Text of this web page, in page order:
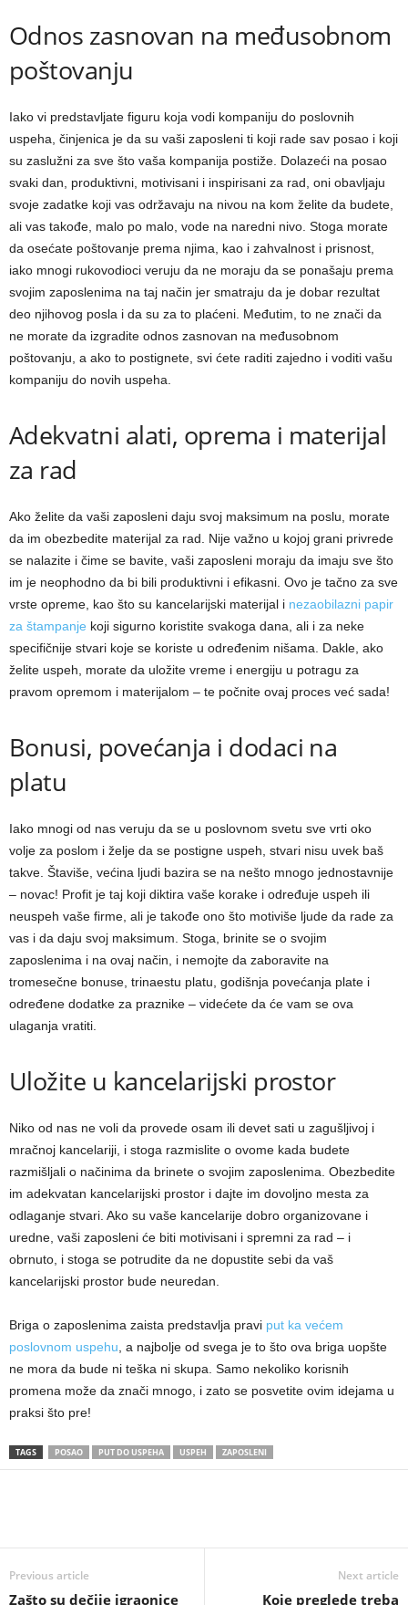
Odnos zasnovan na međusobnom
poštovanju
Iako vi predstavljate figuru koja vodi kompaniju do poslovnih
uspeha, činjenica je da su vaši zaposleni ti koji rade sav posao i koji
su zaslužni za sve što vaša kompanija postiže. Dolazeći na posao
svaki dan, produktivni, motivisani i inspirisani za rad, oni obavljaju
svoje zadatke koji vas održavaju na nivou na kom želite da budete,
ali vas takođe, malo po malo, vode na naredni nivo. Stoga morate
da osećate poštovanje prema njima, kao i zahvalnost i prisnost,
iako mnogi rukovodioci veruju da ne moraju da se ponašaju prema
svojim zaposlenima na taj način jer smatraju da je dobar rezultat
deo njihovog posla i da su za to plaćeni. Međutim, to ne znači da
ne morate da izgradite odnos zasnovan na međusobnom
poštovanju, a ako to postignete, svi ćete raditi zajedno i voditi vašu
kompaniju do novih uspeha.
Adekvatni alati, oprema i materijal
za rad
Ako želite da vaši zaposleni daju svoj maksimum na poslu, morate
da im obezbedite materijal za rad. Nije važno u kojoj grani privrede
se nalazite i čime se bavite, vaši zaposleni moraju da imaju sve što
im je neophodno da bi bili produktivni i efikasni. Ovo je tačno za sve
vrste opreme, kao što su kancelarijski materijal i nezaobilazni papir
za štampanje koji sigurno koristite svakoga dana, ali i za neke
specifičnije stvari koje se koriste u određenim nišama. Dakle, ako
želite uspeh, morate da uložite vreme i energiju u potragu za
pravom opremom i materijalom – te počnite ovaj proces već sada!
Bonusi, povećanja i dodaci na
platu
Iako mnogi od nas veruju da se u poslovnom svetu sve vrti oko
volje za poslom i želje da se postigne uspeh, stvari nisu uvek baš
takve. Štaviše, većina ljudi bazira se na nešto mnogo jednostavnije
– novac! Profit je taj koji diktira vaše korake i određuje uspeh ili
neuspeh vaše firme, ali je takođe ono što motiviše ljude da rade za
vas i da daju svoj maksimum. Stoga, brinite se o svojim
zaposlenima i na ovaj način, i nemojte da zaboravite na
tromesečne bonuse, trinaestu platu, godišnja povećanja plate i
određene dodatke za praznike – videćete da će vam se ova
ulaganja vratiti.
Uložite u kancelarijski prostor
Niko od nas ne voli da provede osam ili devet sati u zagušljivoj i
mračnoj kancelariji, i stoga razmislite o ovome kada budete
razmišljali o načinima da brinete o svojim zaposlenima. Obezbedite
im adekvatan kancelarijski prostor i dajte im dovoljno mesta za
odlaganje stvari. Ako su vaše kancelarije dobro organizovane i
uredne, vaši zaposleni će biti motivisani i spremni za rad – i
obrnuto, i stoga se potrudite da ne dopustite sebi da vaš
kancelarijski prostor bude neuredan.
Briga o zaposlenima zaista predstavlja pravi put ka većem
poslovnom uspehu , a najbolje od svega je to što ova briga uopšte
ne mora da bude ni teška ni skupa. Samo nekoliko korisnih
promena može da znači mnogo, i zato se posvetite ovim idejama u
praksi što pre!
TAGS POSAO PUT DO USPEHA USPEH ZAPOSLENI
Previous article
Zašto su dečije igraonice
Next article
Koje preglede treba